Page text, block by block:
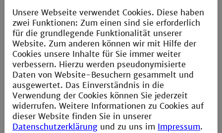
Organische Chemie
Unsere Webseite verwendet Cookies. Diese haben
zwei Funktionen: Zum einen sind sie erforderlich
für die grundlegende Funktionalität unserer
Website. Zum anderen können wir mit Hilfe der
Cookies unsere Inhalte für Sie immer weiter
verbessern. Hierzu werden pseudonymisierte
Daten von Website-Besuchern gesammelt und
ausgewertet. Das Einverständnis in die
Verwendung der Cookies können Sie jederzeit
widerrufen. Weitere Informationen zu Cookies auf
dieser Website finden Sie in unserer
Datenschutzerklärung und zu uns im Impressum.